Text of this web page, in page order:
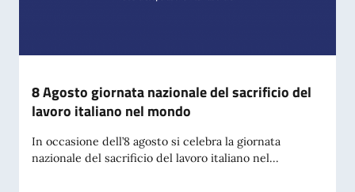
8 Agosto giornata nazionale del sacrificio del
lavoro italiano nel mondo
In occasione dell’8 agosto si celebra la giornata
nazionale del sacrificio del lavoro italiano nel...